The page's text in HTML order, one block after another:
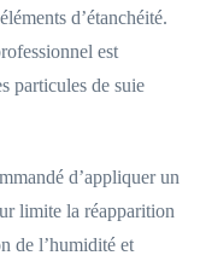
d’étanchéité.
est
particules de suie
d’appliquer un
limite la réapparition
de l’humidité et